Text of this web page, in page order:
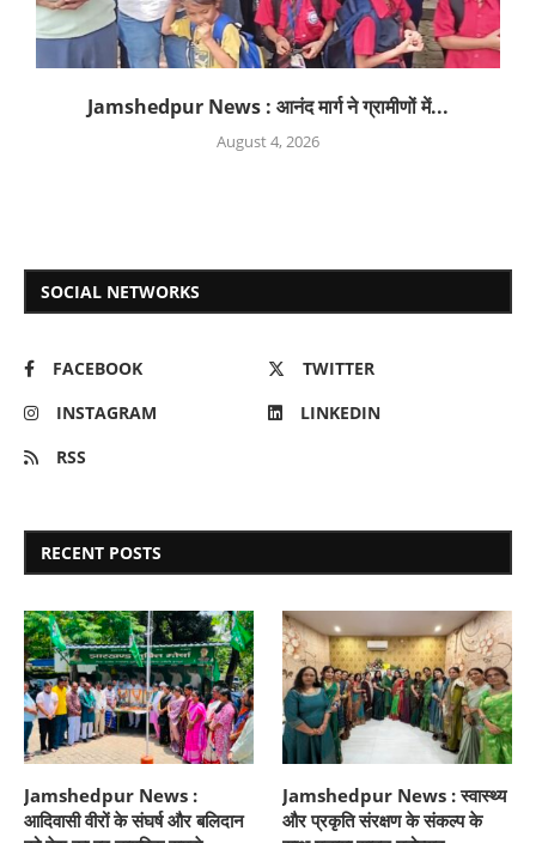
Jamshedpur News : आनंद मार्ग ने ग्रामीणों में...
August 4, 2026
SOCIAL NETWORKS
FACEBOOK
TWITTER
INSTAGRAM
LINKEDIN
RSS
RECENT POSTS
Jamshedpur News :
आदिवासी वीरों के संघर्ष और बलिदान
Jamshedpur News : स्वास्थ्य
और प्रकृति संरक्षण के संकल्प के